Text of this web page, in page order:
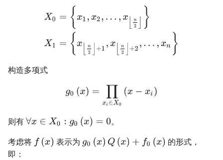
Geany
Xcode
Sublime Text 3
Beginner LaTeX
Python Quick Guide
Heapsort
Bucket Sort
Tournament Sort
Prefix Sum & Adjacent
Difference
Binary Lifting
Constructive Algorithms
Backtracing
Dancing Links
Optimizations
State Compression DP
Probability DP
Optimizations
Z Function (Ex. KMP)
Automation
AC Automation
Suffix Automation (SAM)
Suffix Binary Search Tree
Multiplicative Inverse
Congruence Equation
BSGS
Primitive Root
Eulerian Number
Monotonous Stack
Monotonous Queue
Sparse Table
Fenwick
Li Chao Tree
Left-leaning Red/Black
动态树分治
AHU算法
最小生成树
最小直径生成树
拆点
差分约束
半平面交
随机增量法
反演变换
约瑟夫问题
表达式求值
在一台机器上规划任务
主元素问题
构造多项式
则有 。
考虑将 表示为
的形式，
即：